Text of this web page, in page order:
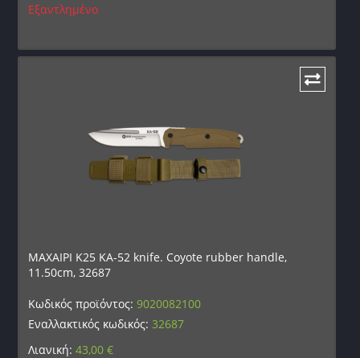
Εξαντλημένο
ΜΑΧΑΙΡΙ K25 KA-52 knife. Coyote rubber handle,
11.50cm, 32687
Κωδικός προϊόντος:9020082100
Εναλλακτικός κωδικός: 32687
Λιανική:43,00€